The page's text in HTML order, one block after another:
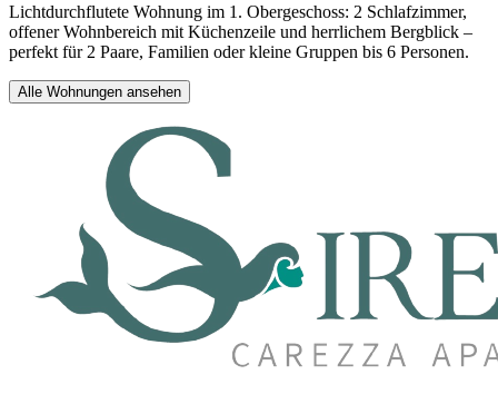
Lichtdurchflutete Wohnung im 1. Obergeschoss: 2 Schlafzimmer,
offener Wohnbereich mit Küchenzeile und herrlichem Bergblick –
perfekt für 2 Paare, Familien oder kleine Gruppen bis 6 Personen.
Alle Wohnungen ansehen